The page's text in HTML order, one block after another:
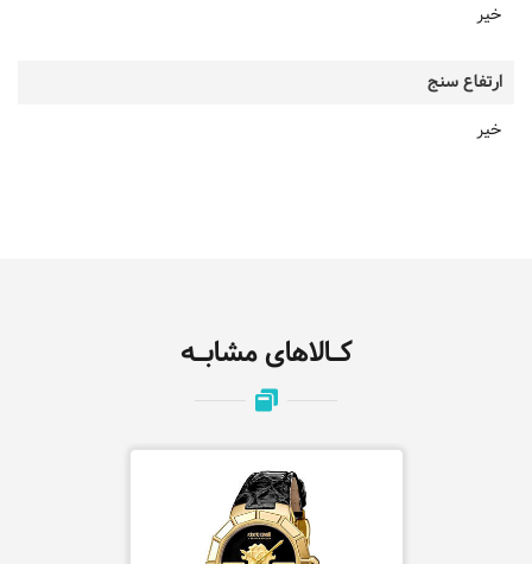
خیر
ارتفاع سنج
خیر
کـالاهای مشابـه